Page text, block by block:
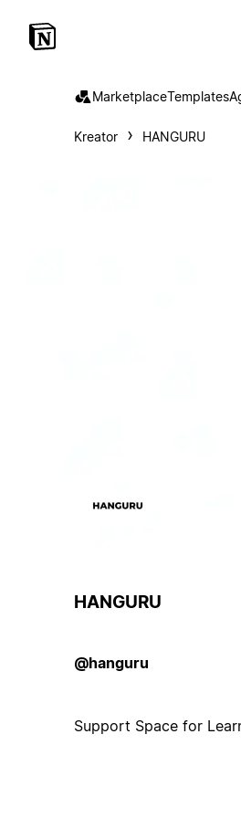
MarketplaceTemplates
Kreator HANGURU
HANGURU
@hanguru
Support Space for